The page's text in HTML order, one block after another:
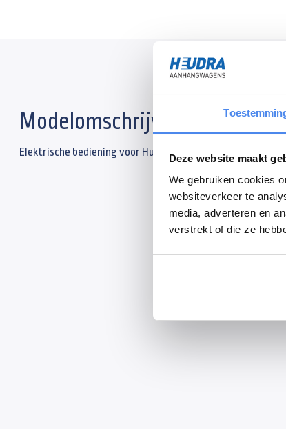
Deze website maakt
We gebruiken cookies
websiteverkeer te
media, adverteren en
verstrekt of die ze
Modelomschrijving
Elektrische bediening voor Humbaur kipper